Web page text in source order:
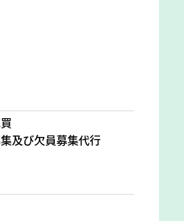
及び欠員募集代行